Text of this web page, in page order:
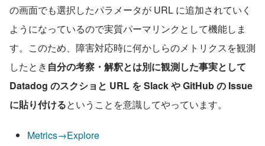
の画面でも選択したパラメータが URL に追加されていく
ようになっているので実質パーマリンクとして機能しま
す。このため、障害対応時に何かしらのメトリクスを観測
したとき 自分の考察・解釈とは別に観測した事実として
Datadog のスクショと URL を Slack や GitHub の Issue
に貼り付けるということを意識してやっています。
Metrics→Explore